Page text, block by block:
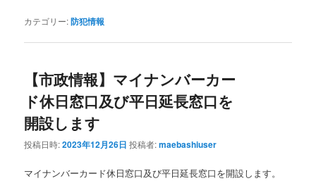
カテゴリー:防犯情報
【市政情報】マイナンバーカー
ド休日窓口及び平日延長窓口を
開設します
投稿日時:2023年12月26日 投稿者:maebashiuser
マイナンバーカード休日窓口及び平日延長窓口を開設します。